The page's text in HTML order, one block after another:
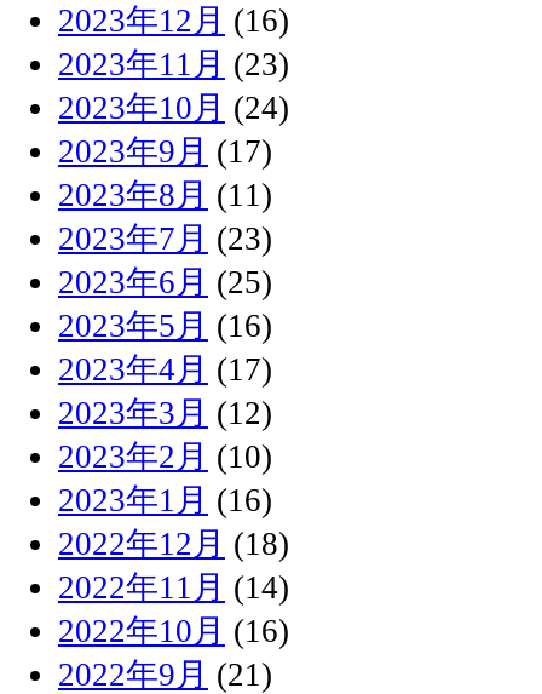
2023年12月 (16)
2023年11月 (23)
2023年10月 (24)
2023年9月 (17)
2023年8月 (11)
2023年7月 (23)
2023年6月 (25)
2023年5月 (16)
2023年4月 (17)
2023年3月 (12)
2023年2月 (10)
2023年1月 (16)
2022年12月 (18)
2022年11月 (14)
2022年10月 (16)
2022年9月 (21)